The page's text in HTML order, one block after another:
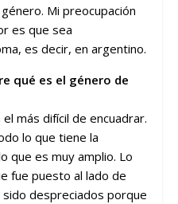
Mi preocupación
es que sea
es decir, en argentino.
qué es el género de
más difícil de encuadrar.
lo que tiene la
que es muy amplio. Lo
fue puesto al lado de
despreciados porque